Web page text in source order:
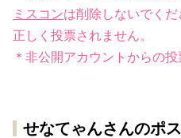
ミスコンは削除しないでく
正しく投票されません。
＊非公開アカウントからの投
せなてゃんさんのポ